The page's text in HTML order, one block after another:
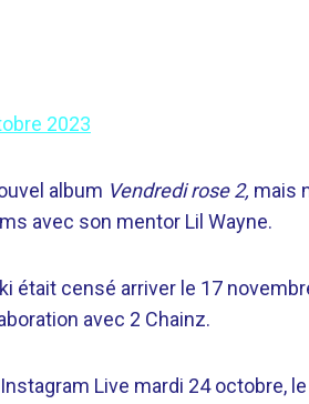
2023
album Vendredi rose 2, mais
avec son mentor Lil Wayne.
était censé arriver le 17
avec 2 Chainz.
Live mardi 24 octobre,